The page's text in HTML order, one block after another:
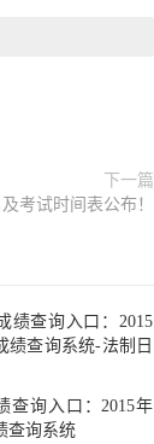
下一篇
考试时间表公布！
查询入口：2015年
查询系统